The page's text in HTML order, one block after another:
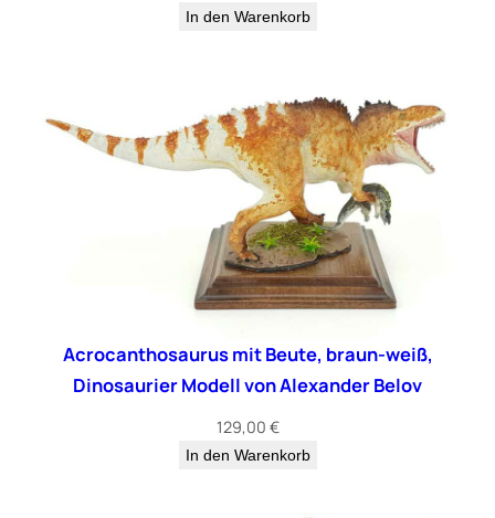
In den Warenkorb
Acrocanthosaurus mit Beute, braun-weiß,
Dinosaurier Modell von Alexander Belov
129,00 €
In den Warenkorb